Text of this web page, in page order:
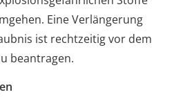
Eine Verlängerung
ist rechtzeitig vor dem
beantragen.